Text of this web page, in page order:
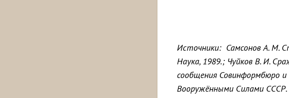
Источники: Самсонов А. М.
Наука, 1989.; Чуйков В. И.
сообщения Совинформбюро
Вооружёнными Силами СССР.